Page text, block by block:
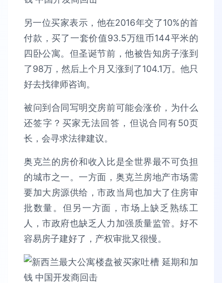
另一位买家表示，他在2016年交了10%的首
付款，买了一套价值93.5万纽币144平米的
四卧公寓。但圣诞节前，他被告知房子涨到
了98万，然后上个月又涨到了104.1万。他只
好去找律师咨询。
被问到合同写明交房前可能会涨价，为什么
还签字？买家无法回答，但说合同有50页
长，会寻求法律建议。
奥克兰的房价和收入比是全世界最不可负担
的城市之一。一方面，奥克兰房地产市场需
要加大房源供给，市政当局也加大了住房审
批数量。但另一方面，市场上缺乏熟练工
人，市政府也缺乏人力加强质量监管。好不
容易房子建好了，产权审批又很慢。